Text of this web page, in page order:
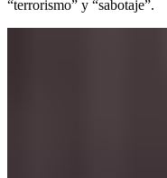
“terrorismo” y “sabotaje”.